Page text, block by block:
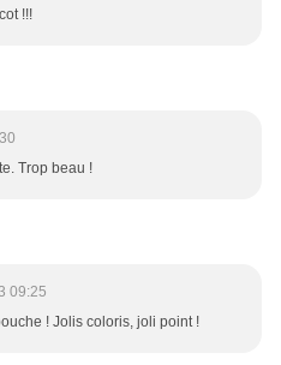
!!!
Trop beau !
09:25
! Jolis coloris, joli point !